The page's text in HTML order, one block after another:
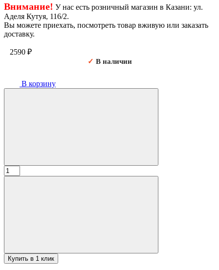
Внимание! У нас есть розничный магазин в Казани: ул.
Аделя Кутуя, 116/2.
Вы можете приехать, посмотреть товар вживую или заказать
доставку.
2590 ₽
✓ В наличии
В корзину
Количество
товара
Купить в 1 клик